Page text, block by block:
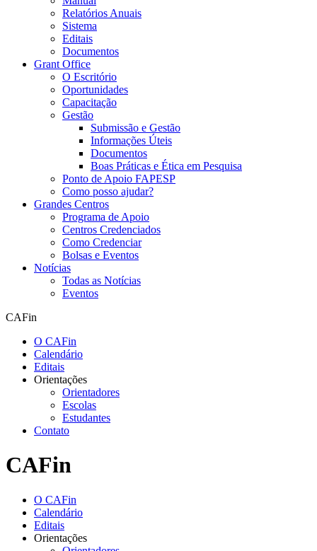
Relatórios Anuais
Sistema
Editais
Documentos
Grant Office
O Escritório
Oportunidades
Capacitação
Gestão
Submissão e Gestão
Informações Úteis
Documentos
Boas Práticas e Ética em Pesquisa
Ponto de Apoio FAPESP
Como posso ajudar?
Grandes Centros
Programa de Apoio
Centros Credenciados
Como Credenciar
Bolsas e Eventos
Notícias
Todas as Notícias
Eventos
CAFin
O CAFin
Calendário
Editais
Orientações
Orientadores
Escolas
Estudantes
Contato
CAFin
O CAFin
Calendário
Editais
Orientações